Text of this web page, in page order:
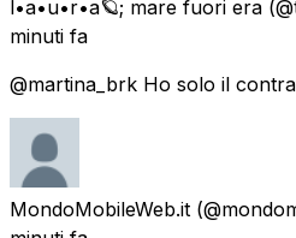
l•a•u•r•a🪐; mare fuori era
minuti fa
@martina_brk Ho solo il
MondoMobileWeb.it